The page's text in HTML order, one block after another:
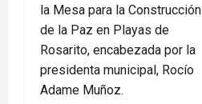
la Mesa para la Construcción
de la Paz en Playas de
Rosarito, encabezada por la
presidenta municipal, Rocío
Adame Muñoz.